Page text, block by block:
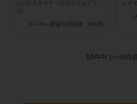
レイビスケット（カルシウムプラ
ス）
メーカー希望小売価格
600円
レイ
10件中 1〜10件目